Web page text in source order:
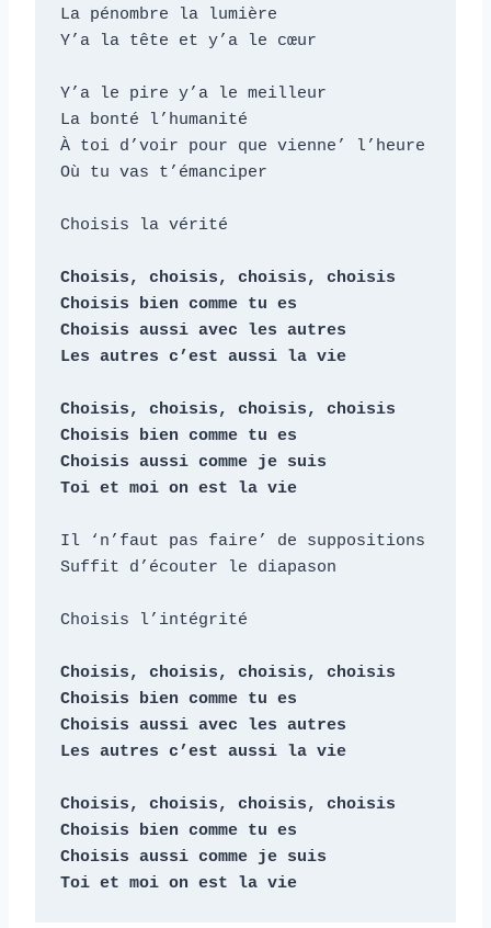
La pénombre la lumière
Y’a la tête et y’a le cœur
Y’a le pire y’a le meilleur
La bonté l’humanité
À toi d’voir pour que vienne’ l’heure
Où tu vas t’émanciper
Choisis la vérité
Choisis, choisis, choisis, choisis
Choisis bien comme tu es
Choisis aussi avec les autres
Les autres c’est aussi la vie
Choisis, choisis, choisis, choisis
Choisis bien comme tu es
Choisis aussi comme je suis
Toi et moi on est la vie
Il ‘n’faut pas faire’ de suppositions
Suffit d’écouter le diapason
Choisis l’intégrité
Choisis, choisis, choisis, choisis
Choisis bien comme tu es
Choisis aussi avec les autres
Les autres c’est aussi la vie
Choisis, choisis, choisis, choisis
Choisis bien comme tu es
Choisis aussi comme je suis
Toi et moi on est la vie